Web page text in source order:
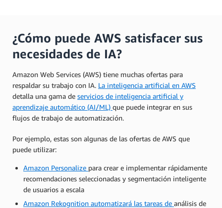
¿Cómo puede AWS satisfacer sus
necesidades de IA?
Amazon Web Services (AWS) tiene muchas ofertas para
respaldar su trabajo con IA. La inteligencia artificial en AWS
detalla una gama de servicios de inteligencia artificial y
aprendizaje automático (AI/ML) que puede integrar en sus
flujos de trabajo de automatización.
Por ejemplo, estas son algunas de las ofertas de AWS que
puede utilizar:
Amazon Personalize para crear e implementar rápidamente
recomendaciones seleccionadas y segmentación inteligente
de usuarios a escala
Amazon Rekognition automatizará las tareas de análisis de